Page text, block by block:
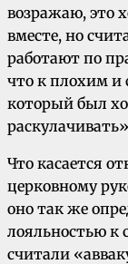
возражаю, это
вместе, но
работают по
что к плохим
который был
Что касается
церковному
оно так же
лояльностью к
считали